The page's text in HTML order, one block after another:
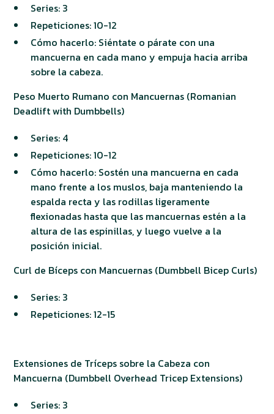
Series: 3
Repeticiones: 10-12
Cómo hacerlo: Siéntate o párate con una
mancuerna en cada mano y empuja hacia arriba
sobre la cabeza.
Peso Muerto Rumano con Mancuernas (Romanian
Deadlift with Dumbbells)
Series: 4
Repeticiones: 10-12
Cómo hacerlo: Sostén una mancuerna en cada
mano frente a los muslos, baja manteniendo la
espalda recta y las rodillas ligeramente
flexionadas hasta que las mancuernas estén a la
altura de las espinillas, y luego vuelve a la
posición inicial.
Curl de Bíceps con Mancuernas (Dumbbell Bicep Curls)
Series: 3
Repeticiones: 12-15
Extensiones de Tríceps sobre la Cabeza con
Mancuerna (Dumbbell Overhead Tricep Extensions)
Series: 3